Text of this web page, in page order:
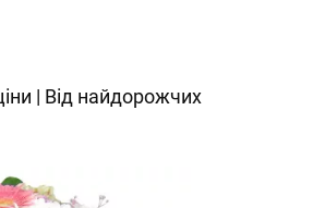
| Від найдорожчих